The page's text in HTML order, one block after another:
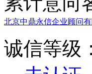
北京中鼎永信企业顾问有
诚信等级：